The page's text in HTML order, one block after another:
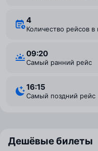
4
Количество рейсов
09:20
Самый ранний рейс
16:15
Самый поздний рейс
Дешёвые билеты